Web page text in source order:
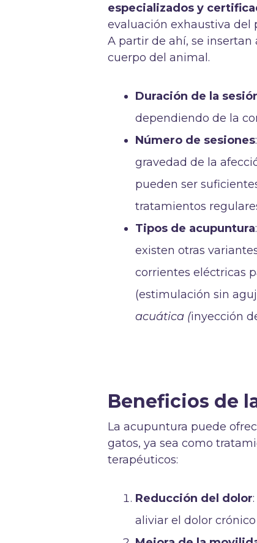
especializados y
evaluación exhaustiva del
A partir de ahí, se
cuerpo del animal.
Duración de la
dependiendo de la
Número de sesiones
gravedad de la
pueden ser
tratamientos
Tipos de acupuntura
existen otras
corrientes eléctricas
(estimulación sin
acuática (inyección
Beneficios de
La acupuntura puede
gatos, ya sea como
terapéuticos:
Reducción del dolor
aliviar el dolor